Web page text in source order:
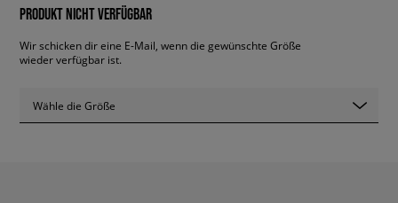
PRODUKT NICHT VERFÜGBAR
Wir schicken dir eine E-Mail, wenn die gewünschte Größe
wieder verfügbar ist.
Wähle die Größe